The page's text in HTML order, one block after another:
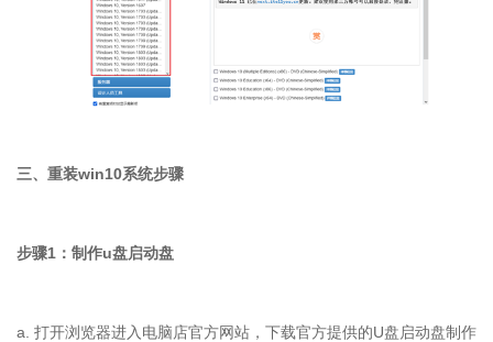
三、重装win10系统步骤
步骤1 ：制作u盘启动盘
a. 打开浏览器进入电脑店官方网站，下载官方提供的U盘启动盘制作